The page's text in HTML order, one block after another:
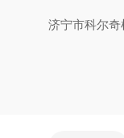
济宁市科尔